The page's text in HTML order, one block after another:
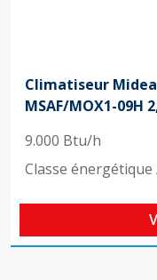
Climatiseur
MSAF/MOX1-09H
9.000 Btu/h
Classe énergétique